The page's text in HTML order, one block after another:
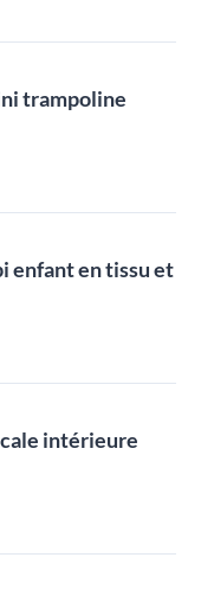
trampoline
enfant en tissu et
intérieure